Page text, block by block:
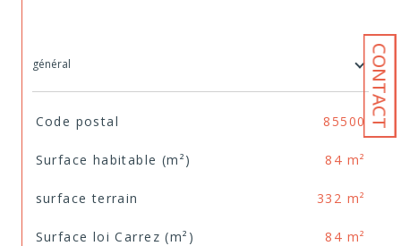
CONTACT
général
TRAD_SIROCCO_Caracteristique
Code postal 85500
Surface habitable (m²) 84 m²
surface terrain 332 m²
Surface loi Carrez (m²) 84 m²